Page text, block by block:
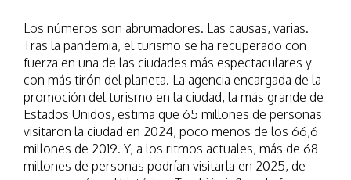
Los números son abrumadores. Las causas, varias.
Tras la pandemia, el turismo se ha recuperado con
fuerza en una de las ciudades más espectaculares y
con más tirón del planeta. La agencia encargada de la
promoción del turismo en la ciudad, la más grande de
Estados Unidos, estima que 65 millones de personas
visitaron la ciudad en 2024, poco menos de los 66,6
millones de 2019. Y, a los ritmos actuales, más de 68
millones de personas podrían visitarla en 2025, de